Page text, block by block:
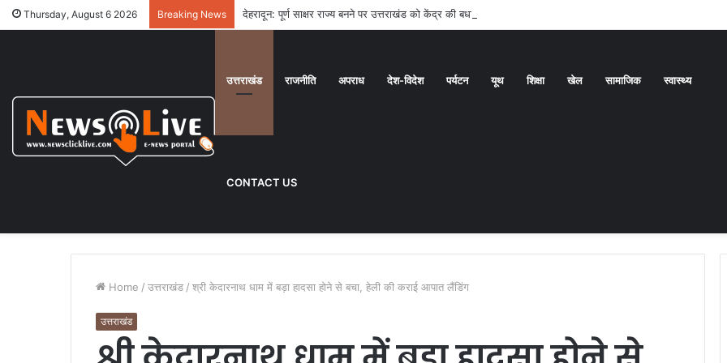
Thursday, August 6 2026 Breaking News देहरादून: पूर्ण साक्षर राज्य बनने पर उत्तराखंड को केंद्र की बधाई
उत्तराखंड राजनीति अपराध देश-विदेश पर्यटन यूथ शिक्षा खेल सामाजिक स्वास्थ्य
CONTACT US
Home / उत्तराखंड / श्री केदारनाथ धाम में बड़ा हादसा होने से बचा, हेली की कराई आपात लैंडिंग
उत्तराखंड